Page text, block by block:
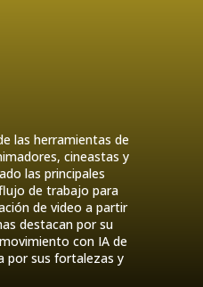
las herramientas de
cineastas y
las principales
de trabajo para
de video a partir
destacan por su
con IA de
por sus fortalezas y